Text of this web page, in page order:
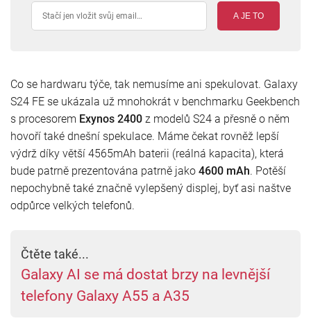
A JE TO
Co se hardwaru týče, tak nemusíme ani spekulovat. Galaxy
S24 FE se ukázala už mnohokrát v benchmarku Geekbench
s procesorem Exynos 2400 z modelů S24 a přesně o něm
hovoří také dnešní spekulace. Máme čekat rovněž lepší
výdrž díky větší 4565mAh baterii (reálná kapacita), která
bude patrně prezentována patrně jako 4600 mAh. Potěší
nepochybně také značně vylepšený displej, byť asi naštve
odpůrce velkých telefonů.
Čtěte také...
Galaxy AI se má dostat brzy na levnější
telefony Galaxy A55 a A35